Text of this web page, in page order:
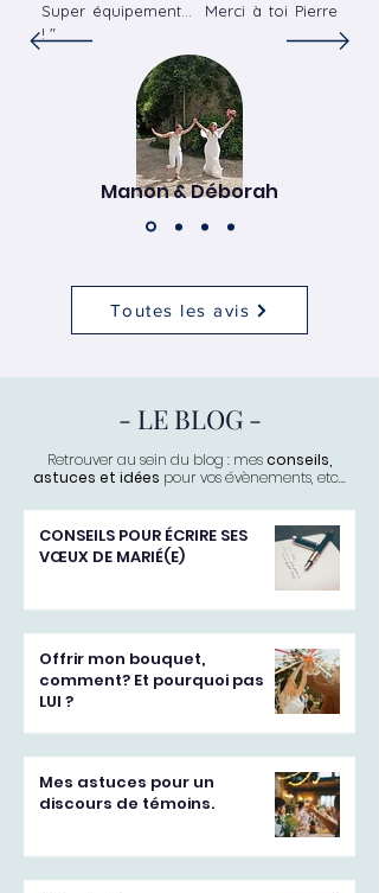
Super équipement... Merci à toi Pierre
! "
Manon & Déborah
Toutes les avis
- LE BLOG -
Retrouver au sein du blog : mesconseils,
astuces et idées pour vos évènements, etc...
CONSEILS POUR ÉCRIRE SES
VŒUX DE MARIÉ(E)
Offrir mon bouquet,
comment? Et pourquoi pas
LUI ?
Mes astuces pour un
discours de témoins.